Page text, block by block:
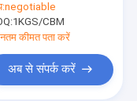
negotiable
1KGS/CBM
कीमत पता करें
अब से संपर्क करें